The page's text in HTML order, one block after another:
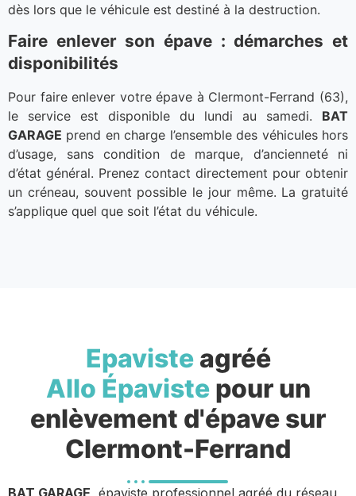
dès lors que le véhicule est destiné à la destruction.
Faire enlever son épave : démarches et
disponibilités
Pour faire enlever votre épave à Clermont-Ferrand (63),
le service est disponible du lundi au samedi. BAT
GARAGE prend en charge l’ensemble des véhicules hors
d’usage, sans condition de marque, d’ancienneté ni
d’état général. Prenez contact directement pour obtenir
un créneau, souvent possible le jour même. La gratuité
s’applique quel que soit l’état du véhicule.
Epavisteagréé
Allo Épavistepour un
enlèvement d'épave sur
Clermont-Ferrand
BAT GARAGE , épaviste professionnel agréé du réseau